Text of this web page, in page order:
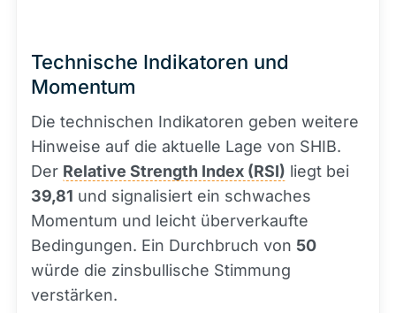
Technische Indikatoren und
Momentum
Die technischen Indikatoren geben weitere
Hinweise auf die aktuelle Lage von SHIB.
Der Relative Strength Index (RSI) liegt bei
39,81 und signalisiert ein schwaches
Momentum und leicht überverkaufte
Bedingungen. Ein Durchbruch von 50
würde die zinsbullische Stimmung
verstärken.